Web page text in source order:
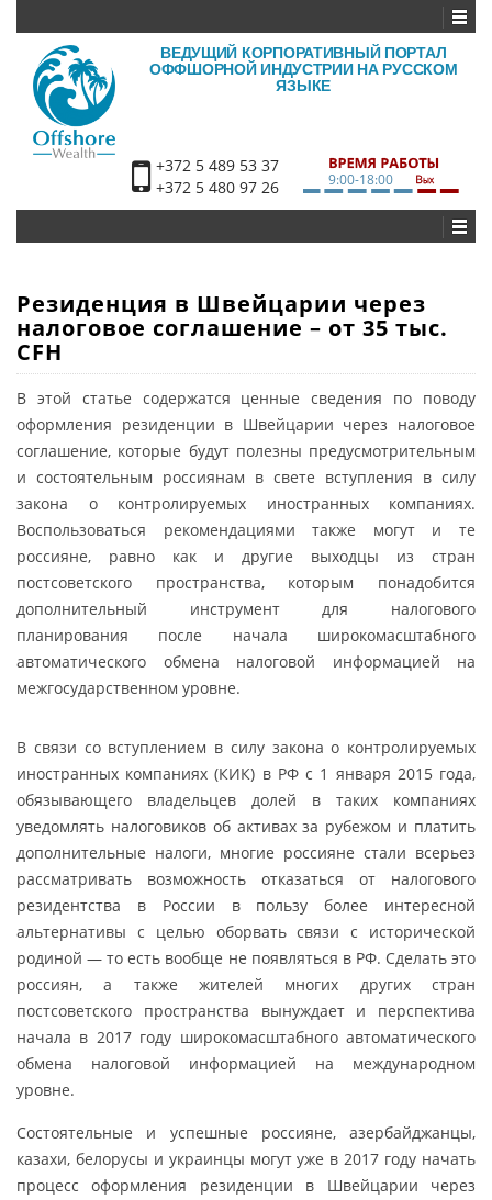
ВЕДУЩИЙ КОРПОРАТИВНЫЙ ПОРТАЛ
ОФФШОРНОЙ ИНДУСТРИИ НА РУССКОМ
ЯЗЫКЕ
+372 5 489 53 37
+372 5 480 97 26
9:00-18:00
Резиденция в Швейцарии через
налоговое соглашение – от 35 тыс.
CFH
В этой статье содержатся ценные сведения по поводу
оформления резиденции в Швейцарии через налоговое
соглашение, которые будут полезны предусмотрительным
и состоятельным россиянам в свете вступления в силу
закона о контролируемых иностранных компаниях.
Воспользоваться рекомендациями также могут и те
россияне, равно как и другие выходцы из стран
постсоветского пространства, которым понадобится
дополнительный инструмент для налогового
планирования после начала широкомасштабного
автоматического обмена налоговой информацией на
межгосударственном уровне.
В связи со вступлением в силу закона о контролируемых
иностранных компаниях (КИК) в РФ с 1 января 2015 года,
обязывающего владельцев долей в таких компаниях
уведомлять налоговиков об активах за рубежом и платить
дополнительные налоги, многие россияне стали всерьез
рассматривать возможность отказаться от налогового
резидентства в России в пользу более интересной
альтернативы с целью оборвать связи с исторической
родиной — то есть вообще не появляться в РФ. Сделать это
россиян, а также жителей многих других стран
постсоветского пространства вынуждает и перспектива
начала в 2017 году широкомасштабного автоматического
обмена налоговой информацией на международном
уровне.
Состоятельные и успешные россияне, азербайджанцы,
казахи, белорусы и украинцы могут уже в 2017 году начать
процесс оформления резиденции в Швейцарии через